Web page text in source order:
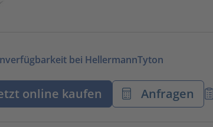
bei HellermannTyton
online kaufen Anfragen